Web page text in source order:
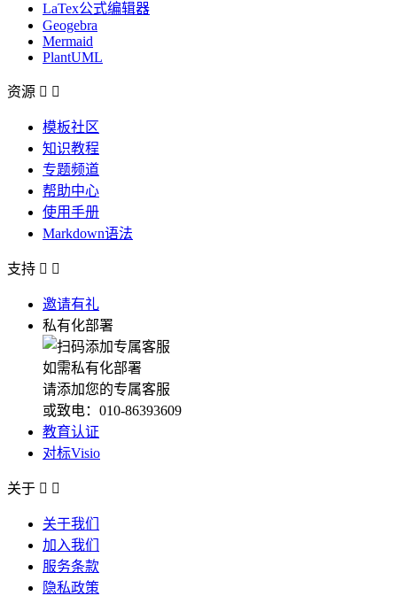
LaTex公式编辑器
Geogebra
Mermaid
PlantUML
资源  
模板社区
知识教程
专题频道
帮助中心
使用手册
Markdown语法
支持  
邀请有礼
私有化部署
如需私有化部署
请添加您的专属客服
或致电：010-86393609
教育认证
对标Visio
关于  
关于我们
加入我们
服务条款
隐私政策